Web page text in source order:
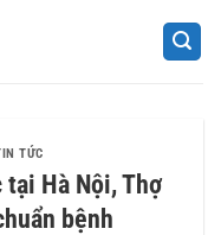
TỨC
Hà Nội, Thợ
bệnh